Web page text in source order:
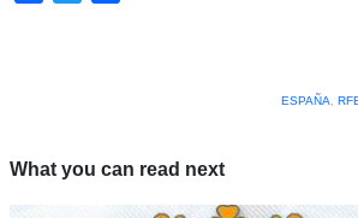
ESPAÑA
What you can read next